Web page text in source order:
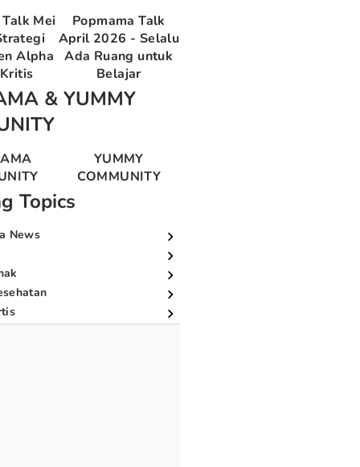
Mei
Alpha
Popmama Talk
April 2026 - Selalu
Ada Ruang untuk
Belajar
& YUMMY
YUMMY
COMMUNITY
Topics
News